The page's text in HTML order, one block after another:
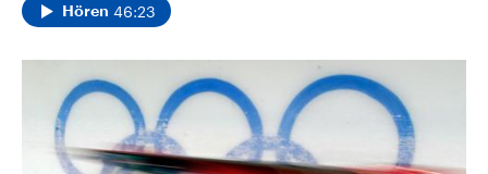
Hören 46:23